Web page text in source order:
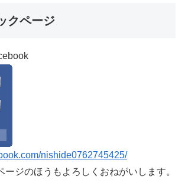
クページ
nishide0762745425/
ージのほうもよろしくおねがいします。